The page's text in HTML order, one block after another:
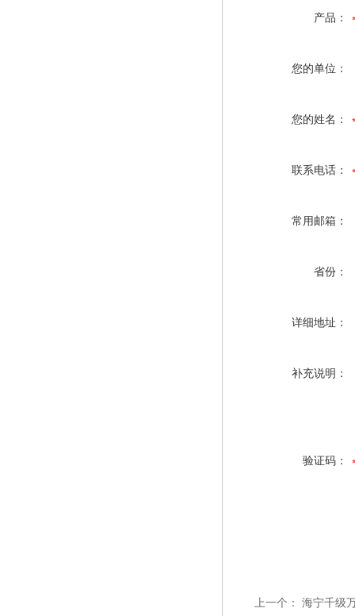
产品：
您的单位：
您的姓名：
联系电话：
常用邮箱：
省份：
详细地址：
补充说明：
验证码：
上一个： 海宁千级